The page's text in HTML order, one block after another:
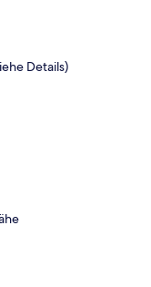
Details)